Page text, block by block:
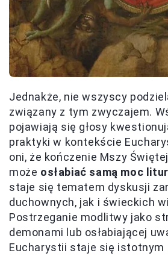
Jednakże, nie wszyscy
związany z tym zwyczajem.
pojawiają się głosy
praktyki w kontekście
oni, że kończenie Mszy
może osłabiać samą moc
staje się tematem dyskusji
duchownych, jak i świeckich
Postrzeganie modlitwy jako
demonami lub osłabiającej
Eucharystii staje się istotnym